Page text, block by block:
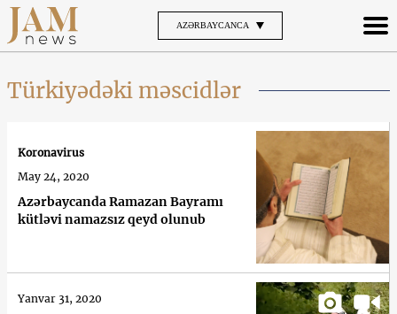
AZƏRBAYCANCA
Türkiyədəki məscidlər
Azərbaycanda Ramazan Bayramı
kütləvi namazsız qeyd olunub
Koronavirus
May 24, 2020
Yanvar 31, 2020